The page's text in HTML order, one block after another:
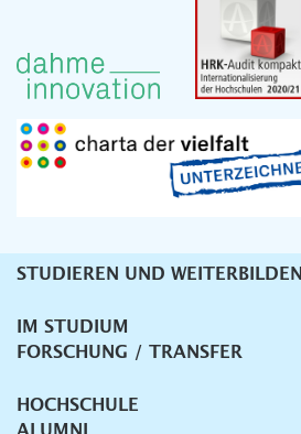
Unternavigation
STUDIEREN UND WEITERBILDEN
IM STUDIUM
FORSCHUNG / TRANSFER
HOCHSCHULE
ALUMNI